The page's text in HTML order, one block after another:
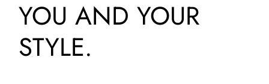
YOU AND YOUR
STYLE.